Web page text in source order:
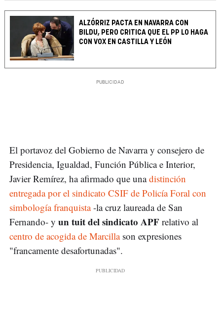
ALZÓRRIZ PACTA EN NAVARRA CON
BILDU, PERO CRITICA QUE EL PP LO HAGA
CON VOX EN CASTILLA Y LEÓN
El portavoz del Gobierno de Navarra y consejero de
Presidencia, Igualdad, Función Pública e Interior,
Javier Remírez, ha afirmado que unadistinción
entregada por el sindicato CSIF de Policía Foral con
simbología franquista-la cruz laureada de San
Fernando- y un tuit del sindicato APF relativo al
centro de acogida de Marcillason expresiones
"francamente desafortunadas".